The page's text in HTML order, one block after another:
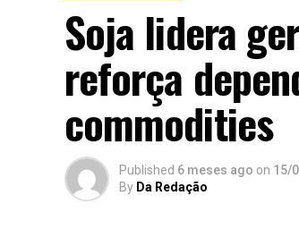
Soja lidera
reforça
commodities
Published 6 meses ago on 15/
By Da Redação